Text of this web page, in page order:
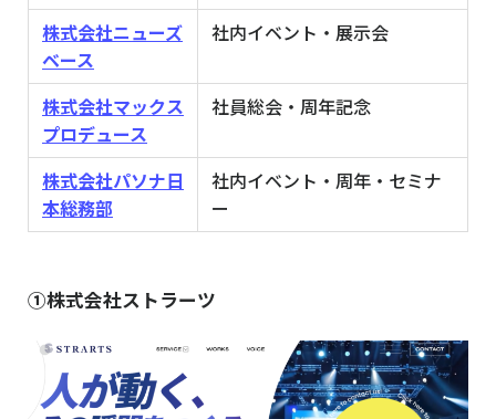
株式会社ニューズ
ベース
社内イベント・展示会
株式会社マックス
プロデュース
社員総会・周年記念
株式会社パソナ日
本総務部
社内イベント・周年・セミナ
ー
①株式会社ストラーツ